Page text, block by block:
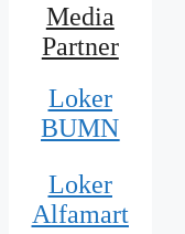
Media
Partner
Loker
BUMN
Loker
Alfamart